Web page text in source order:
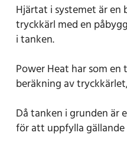
Hjärtat i systemet är en
tryckkärl med en
i tanken.
Power Heat har som
beräkning av
Då tanken i grunden är
för att uppfylla gällande